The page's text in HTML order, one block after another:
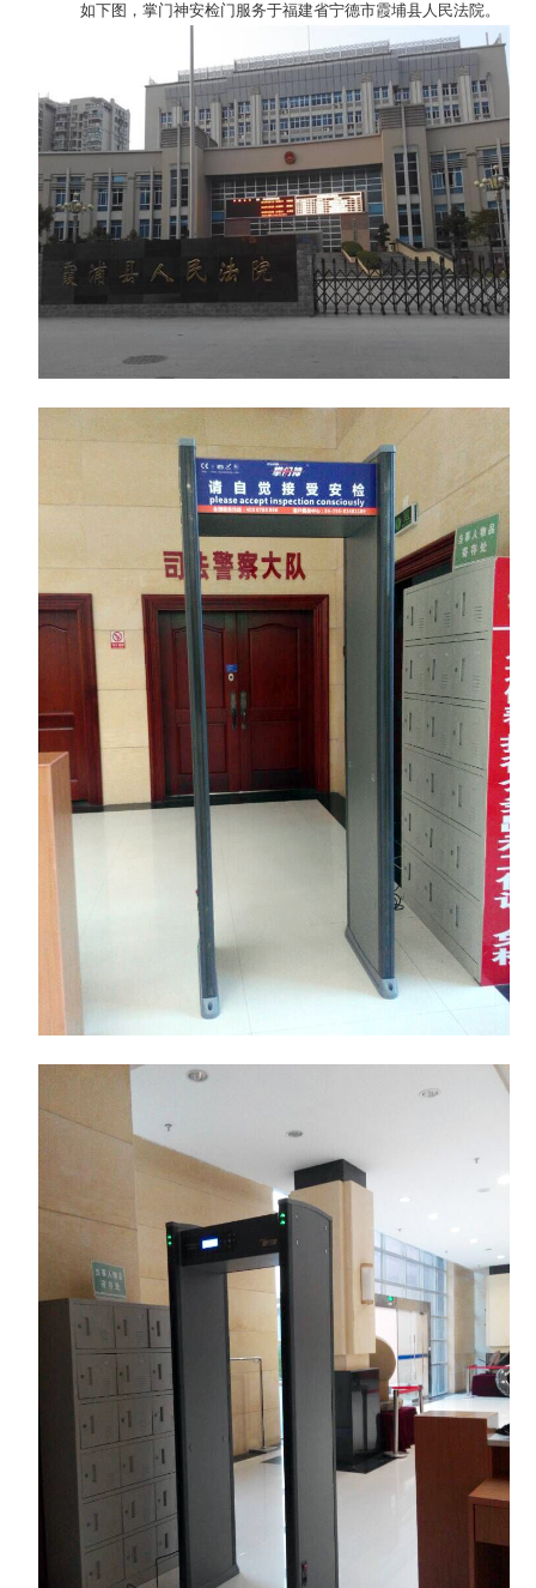
如下图，掌门神安检门服务于福建省宁德市霞埔县人民法院。